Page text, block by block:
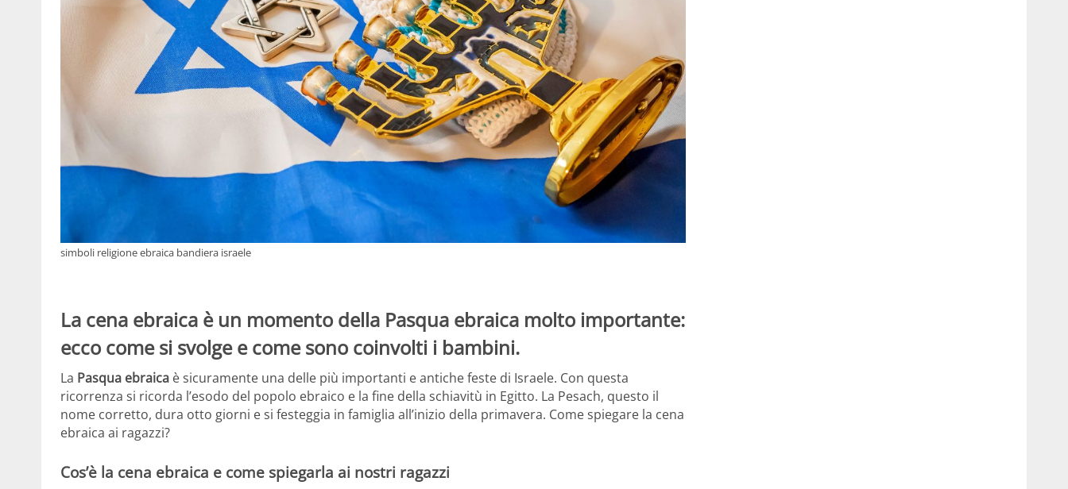
simboli religione ebraica bandiera israele
La cena ebraica è un momento della Pasqua ebraica molto importante:
ecco come si svolge e come sono coinvolti i bambini.
La Pasqua ebraica è sicuramente una delle più importanti e antiche feste di Israele. Con questa
ricorrenza si ricorda l’esodo del popolo ebraico e la fine della schiavitù in Egitto. La Pesach, questo il
nome corretto, dura otto giorni e si festeggia in famiglia all’inizio della primavera. Come spiegare la cena
ebraica ai ragazzi?
Cos’è la cena ebraica e come spiegarla ai nostri ragazzi